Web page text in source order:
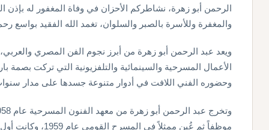
الرحمن أبو زهرة، نشاطركم الأحزان في وفاة المغفور له بإذن
والمغفرة وللأسرة بالصبر والسلوان، تغمد الله الفقيد بواسع
ويعد عبد الرحمن أبو زهرة من أبرز نجوم الفن المصري
الأعمال المسرحية والسينمائية والتلفزيونية التي تركت بصمة
وحضوره الفني اللافت في أدوار متنوعة جسدها على مدار
موظفاً ثم عُين ممثلاً